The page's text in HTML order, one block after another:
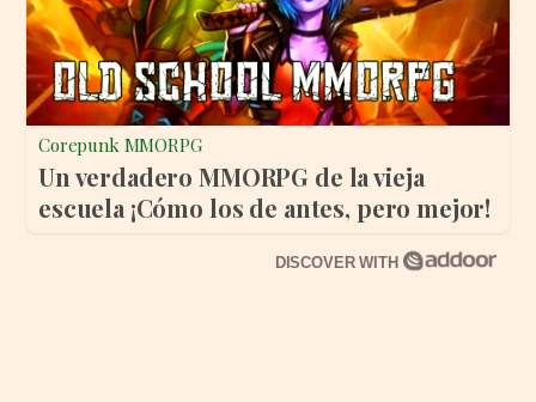
Corepunk MMORPG
Un verdadero MMORPG de la vieja
escuela ¡Cómo los de antes, pero mejor!
DISCOVER WITH